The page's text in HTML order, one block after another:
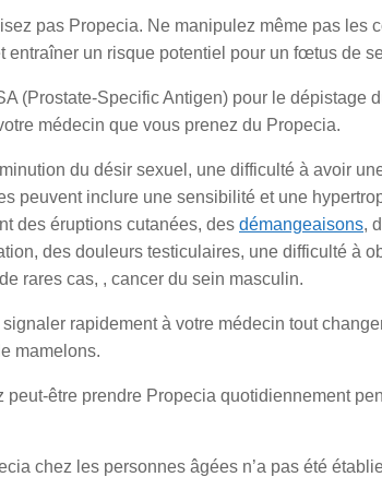
pas Propecia. Ne manipulez même pas les
entraîner un risque potentiel pour un fœtus de
(Prostate-Specific Antigen) pour le dépistage
médecin que vous prenez du Propecia.
du désir sexuel, une difficulté à avoir
peuvent inclure une sensibilité et une
des éruptions cutanées, des démangeaisons,
des douleurs testiculaires, une difficulté à
rares cas, , cancer du sein masculin.
rapidement à votre médecin tout
mamelons.
être prendre Propecia quotidiennement
chez les personnes âgées n’a pas été